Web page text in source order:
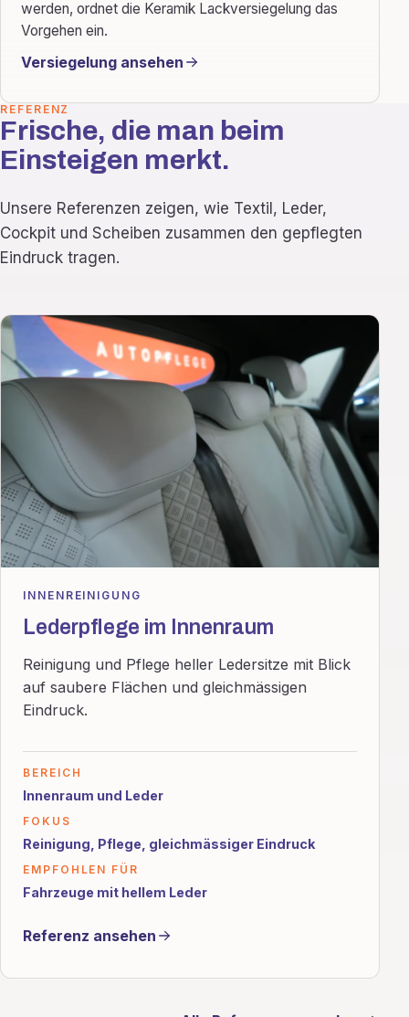
werden, ordnet die Keramik Lackversiegelung das
Vorgehen ein.
Versiegelung ansehen
REFERENZ
Frische, die man beim
Einsteigen merkt.
Unsere Referenzen zeigen, wie Textil, Leder,
Cockpit und Scheiben zusammen den gepflegten
Eindruck tragen.
INNENREINIGUNG
Lederpflege im Innenraum
Reinigung und Pflege heller Ledersitze mit Blick
auf saubere Flächen und gleichmässigen
Eindruck.
BEREICH
Innenraum und Leder
FOKUS
Reinigung, Pflege, gleichmässiger Eindruck
EMPFOHLEN FÜR
Fahrzeuge mit hellem Leder
Referenz ansehen